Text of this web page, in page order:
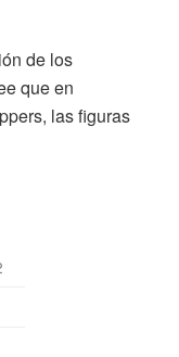
de los
que en
las figuras